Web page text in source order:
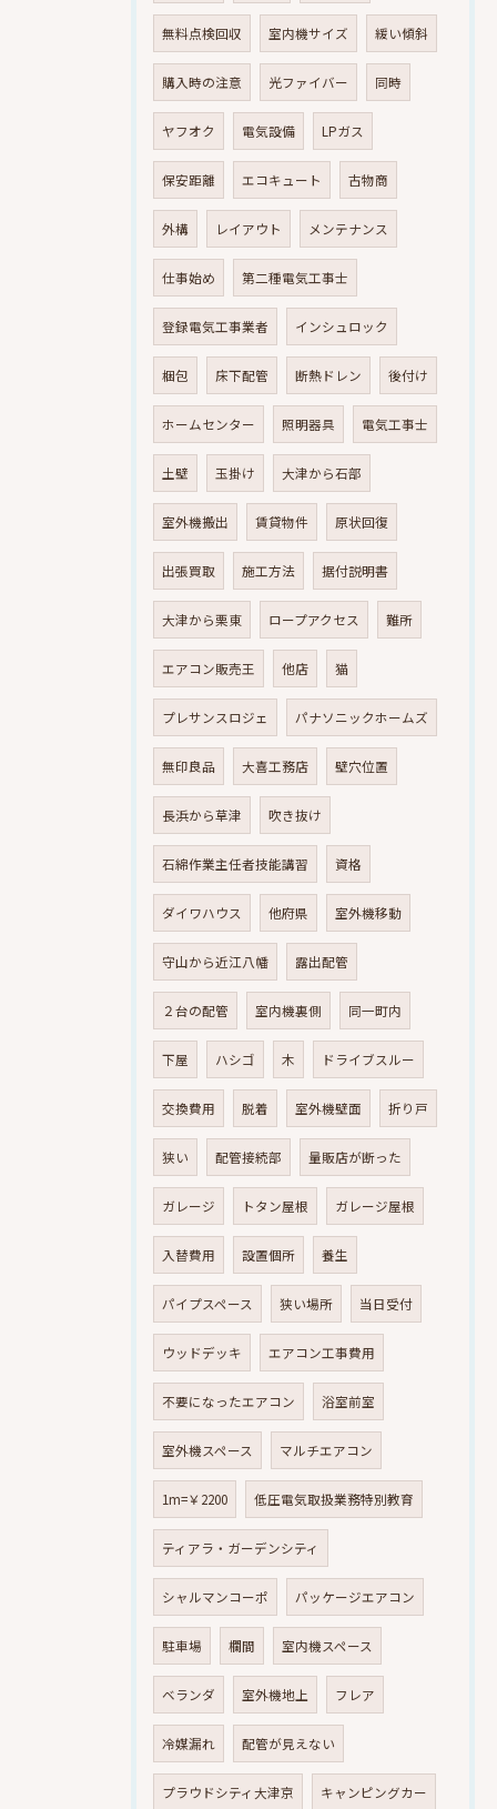
無料点検回収 室内機サイズ 緩い傾斜
購入時の注意 光ファイバー 同時
ヤフオク 電気設備 LPガス
保安距離 エコキュート 古物商
外構 レイアウト メンテナンス
仕事始め 第二種電気工事士
登録電気工事業者 インシュロック
梱包 床下配管 断熱ドレン 後付け
ホームセンター 照明器具 電気工事士
土壁 玉掛け 大津から石部
室外機搬出 賃貸物件 原状回復
出張買取 施工方法 据付説明書
大津から栗東 ロープアクセス 難所
エアコン販売王 他店 猫
プレサンスロジェ パナソニックホームズ
無印良品 大喜工務店 壁穴位置
長浜から草津 吹き抜け
石綿作業主任者技能講習 資格
ダイワハウス 他府県 室外機移動
守山から近江八幡 露出配管
２台の配管 室内機裏側 同一町内
下屋 ハシゴ 木 ドライブスルー
交換費用 脱着 室外機壁面 折り戸
狭い 配管接続部 量販店が断った
ガレージ トタン屋根 ガレージ屋根
入替費用 設置個所 養生
パイプスペース 狭い場所 当日受付
ウッドデッキ エアコン工事費用
不要になったエアコン 浴室前室
室外機スペース マルチエアコン
1m=￥2200 低圧電気取扱業務特別教育
ティアラ・ガーデンシティ
シャルマンコーポ パッケージエアコン
駐車場 欄間 室内機スペース
ベランダ 室外機地上 フレア
冷媒漏れ 配管が見えない
プラウドシティ大津京 キャンピングカー